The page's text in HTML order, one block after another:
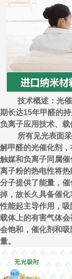
技术概述：光催
期长达15年甲醛的
负离子应用技术、载
所有见光表面采
解甲醛的光催化剂
触媒和负离子同属
离子粉的热电性将
分子提供了能量，
掉，故长久具备催
性能起主导作用，
载体上的有害气体
会饱和，催化剂和
量。